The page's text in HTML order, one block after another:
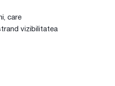
care
vizibilitatea